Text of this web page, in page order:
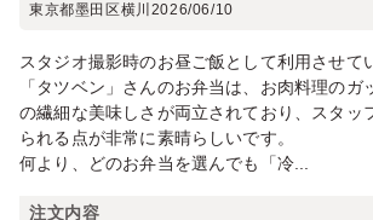
東京都墨田区横川 2026/06/10
スタジオ撮影時のお昼ご飯として利用させて
「タツベン」さんのお弁当は、お肉料理のガ
の繊細な美味しさが両立されており、スタッ
られる点が非常に素晴らしいです。
何より、どのお弁当を選んでも「冷...
注文内容